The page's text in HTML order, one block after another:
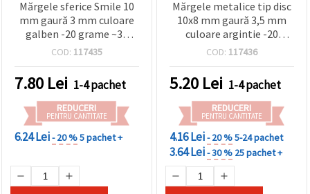
Mărgele sferice Smile 10
mm gaură 3 mm culoare
galben -20 grame ~38
bucăți
COD: 117435
7.80 Lei 1-4 pachet
REDUCERI
PENTRU CANTITATE
6.24 Lei- 20 %5 pachet +
Mărgele metalice tip disc
10x8 mm gaură 3,5 mm
culoare argintie -20
grame ~50 bucăți
COD: 117436
5.20 Lei 1-4 pachet
REDUCERI
PENTRU CANTITATE
4.16 Lei- 20 %5-24 pachet
3.64 Lei- 30 % 25 pachet +